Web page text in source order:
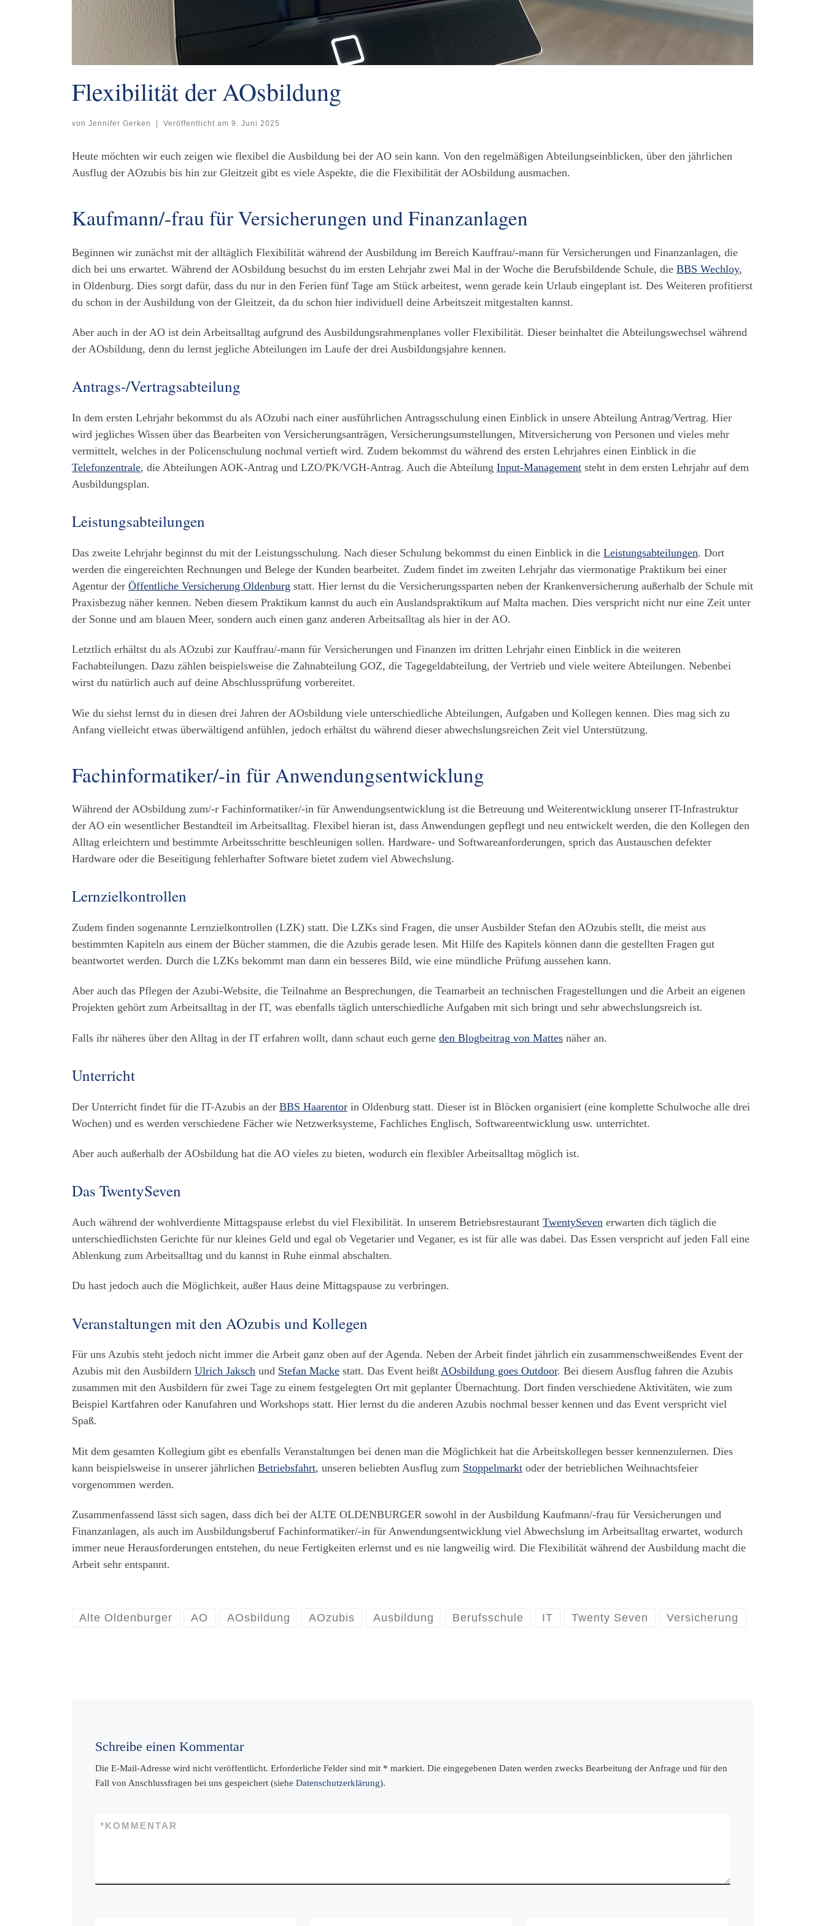
Flexibilität der AOsbildung
von Jennifer Gerken Veröffentlicht am 9. Juni 2025
Heute möchten wir euch zeigen wie flexibel die Ausbildung bei der AO sein kann. Von den regelmäßigen Abteilungseinblicken, über den jährlichen
Ausflug der AOzubis bis hin zur Gleitzeit gibt es viele Aspekte, die die Flexibilität der AOsbildung ausmachen.
Kaufmann/-frau für Versicherungen und Finanzanlagen
Beginnen wir zunächst mit der alltäglich Flexibilität während der Ausbildung im Bereich Kauffrau/-mann für Versicherungen und Finanzanlagen, die
dich bei uns erwartet. Während der AOsbildung besuchst du im ersten Lehrjahr zwei Mal in der Woche die Berufsbildende Schule, die BBS Wechloy,
in Oldenburg. Dies sorgt dafür, dass du nur in den Ferien fünf Tage am Stück arbeitest, wenn gerade kein Urlaub eingeplant ist. Des Weiteren profitierst
du schon in der Ausbildung von der Gleitzeit, da du schon hier individuell deine Arbeitszeit mitgestalten kannst.
Aber auch in der AO ist dein Arbeitsalltag aufgrund des Ausbildungsrahmenplanes voller Flexibilität. Dieser beinhaltet die Abteilungswechsel während
der AOsbildung, denn du lernst jegliche Abteilungen im Laufe der drei Ausbildungsjahre kennen.
Antrags-/Vertragsabteilung
In dem ersten Lehrjahr bekommst du als AOzubi nach einer ausführlichen Antragsschulung einen Einblick in unsere Abteilung Antrag/Vertrag. Hier
wird jegliches Wissen über das Bearbeiten von Versicherungsanträgen, Versicherungsumstellungen, Mitversicherung von Personen und vieles mehr
vermittelt, welches in der Policenschulung nochmal vertieft wird. Zudem bekommst du während des ersten Lehrjahres einen Einblick in die
Telefonzentrale, die Abteilungen AOK-Antrag und LZO/PK/VGH-Antrag. Auch die Abteilung Input-Management steht in dem ersten Lehrjahr auf dem
Ausbildungsplan.
Leistungsabteilungen
Das zweite Lehrjahr beginnst du mit der Leistungsschulung. Nach dieser Schulung bekommst du einen Einblick in die Leistungsabteilungen. Dort
werden die eingereichten Rechnungen und Belege der Kunden bearbeitet. Zudem findet im zweiten Lehrjahr das viermonatige Praktikum bei einer
Agentur der Öffentliche Versicherung Oldenburg statt. Hier lernst du die Versicherungssparten neben der Krankenversicherung außerhalb der Schule mit
Praxisbezug näher kennen. Neben diesem Praktikum kannst du auch ein Auslandspraktikum auf Malta machen. Dies verspricht nicht nur eine Zeit unter
der Sonne und am blauen Meer, sondern auch einen ganz anderen Arbeitsalltag als hier in der AO.
Letztlich erhältst du als AOzubi zur Kauffrau/-mann für Versicherungen und Finanzen im dritten Lehrjahr einen Einblick in die weiteren
Fachabteilungen. Dazu zählen beispielsweise die Zahnabteilung GOZ, die Tagegeldabteilung, der Vertrieb und viele weitere Abteilungen. Nebenbei
wirst du natürlich auch auf deine Abschlussprüfung vorbereitet.
Wie du siehst lernst du in diesen drei Jahren der AOsbildung viele unterschiedliche Abteilungen, Aufgaben und Kollegen kennen. Dies mag sich zu
Anfang vielleicht etwas überwältigend anfühlen, jedoch erhältst du während dieser abwechslungsreichen Zeit viel Unterstützung.
Fachinformatiker/-in für Anwendungsentwicklung
Während der AOsbildung zum/-r Fachinformatiker/-in für Anwendungsentwicklung ist die Betreuung und Weiterentwicklung unserer IT-Infrastruktur
der AO ein wesentlicher Bestandteil im Arbeitsalltag. Flexibel hieran ist, dass Anwendungen gepflegt und neu entwickelt werden, die den Kollegen den
Alltag erleichtern und bestimmte Arbeitsschritte beschleunigen sollen. Hardware- und Softwareanforderungen, sprich das Austauschen defekter
Hardware oder die Beseitigung fehlerhafter Software bietet zudem viel Abwechslung.
Lernzielkontrollen
Zudem finden sogenannte Lernzielkontrollen (LZK) statt. Die LZKs sind Fragen, die unser Ausbilder Stefan den AOzubis stellt, die meist aus
bestimmten Kapiteln aus einem der Bücher stammen, die die Azubis gerade lesen. Mit Hilfe des Kapitels können dann die gestellten Fragen gut
beantwortet werden. Durch die LZKs bekommt man dann ein besseres Bild, wie eine mündliche Prüfung aussehen kann.
Aber auch das Pflegen der Azubi-Website, die Teilnahme an Besprechungen, die Teamarbeit an technischen Fragestellungen und die Arbeit an eigenen
Projekten gehört zum Arbeitsalltag in der IT, was ebenfalls täglich unterschiedliche Aufgaben mit sich bringt und sehr abwechslungsreich ist.
Falls ihr näheres über den Alltag in der IT erfahren wollt, dann schaut euch gerne den Blogbeitrag von Mattes näher an.
Unterricht
Der Unterricht findet für die IT-Azubis an der BBS Haarentor in Oldenburg statt. Dieser ist in Blöcken organisiert (eine komplette Schulwoche alle drei
Wochen) und es werden verschiedene Fächer wie Netzwerksysteme, Fachliches Englisch, Softwareentwicklung usw. unterrichtet.
Aber auch außerhalb der AOsbildung hat die AO vieles zu bieten, wodurch ein flexibler Arbeitsalltag möglich ist.
Das TwentySeven
Auch während der wohlverdiente Mittagspause erlebst du viel Flexibilität. In unserem Betriebsrestaurant TwentySeven erwarten dich täglich die
unterschiedlichsten Gerichte für nur kleines Geld und egal ob Vegetarier und Veganer, es ist für alle was dabei. Das Essen verspricht auf jeden Fall eine
Ablenkung zum Arbeitsalltag und du kannst in Ruhe einmal abschalten.
Du hast jedoch auch die Möglichkeit, außer Haus deine Mittagspause zu verbringen.
Veranstaltungen mit den AOzubis und Kollegen
Für uns Azubis steht jedoch nicht immer die Arbeit ganz oben auf der Agenda. Neben der Arbeit findet jährlich ein zusammenschweißendes Event der
Azubis mit den Ausbildern Ulrich Jaksch und Stefan Macke statt. Das Event heißt AOsbildung goes Outdoor. Bei diesem Ausflug fahren die Azubis
zusammen mit den Ausbildern für zwei Tage zu einem festgelegten Ort mit geplanter Übernachtung. Dort finden verschiedene Aktivitäten, wie zum
Beispiel Kartfahren oder Kanufahren und Workshops statt. Hier lernst du die anderen Azubis nochmal besser kennen und das Event verspricht viel
Spaß.
Mit dem gesamten Kollegium gibt es ebenfalls Veranstaltungen bei denen man die Möglichkeit hat die Arbeitskollegen besser kennenzulernen. Dies
kann beispielsweise in unserer jährlichen Betriebsfahrt, unseren beliebten Ausflug zum Stoppelmarkt oder der betrieblichen Weihnachtsfeier
vorgenommen werden.
Zusammenfassend lässt sich sagen, dass dich bei der ALTE OLDENBURGER sowohl in der Ausbildung Kaufmann/-frau für Versicherungen und
Finanzanlagen, als auch im Ausbildungsberuf Fachinformatiker/-in für Anwendungsentwicklung viel Abwechslung im Arbeitsalltag erwartet, wodurch
immer neue Herausforderungen entstehen, du neue Fertigkeiten erlernst und es nie langweilig wird. Die Flexibilität während der Ausbildung macht die
Arbeit sehr entspannt.
Alte Oldenburger AO AOsbildung AOzubis Ausbildung Berufsschule IT Twenty Seven Versicherung
Schreibe einen Kommentar
Die E-Mail-Adresse wird nicht veröffentlicht. Erforderliche Felder sind mit * markiert. Die eingegebenen Daten werden zwecks Bearbeitung der Anfrage und für den
Fall von Anschlussfragen bei uns gespeichert (siehe Datenschutzerklärung).
KOMMENTAR
*